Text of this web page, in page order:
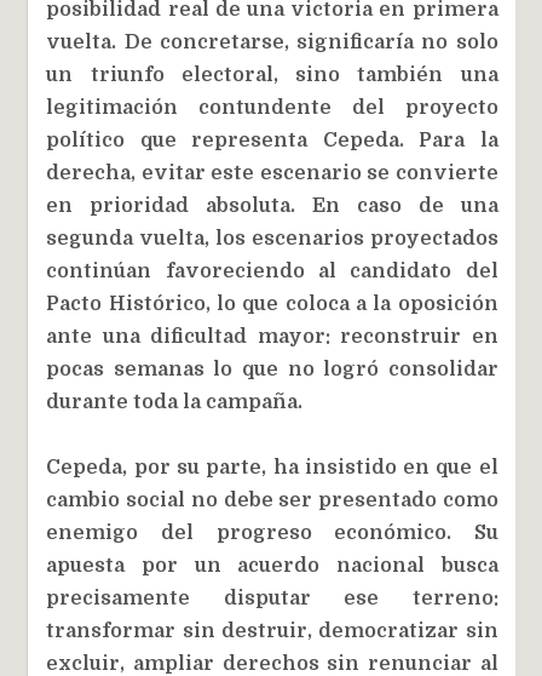
posibilidad real de una victoria en primera
vuelta. De concretarse, significaría no solo
un triunfo electoral, sino también una
legitimación contundente del proyecto
político que representa Cepeda. Para la
derecha, evitar este escenario se convierte
en prioridad absoluta. En caso de una
segunda vuelta, los escenarios proyectados
continúan favoreciendo al candidato del
Pacto Histórico, lo que coloca a la oposición
ante una dificultad mayor: reconstruir en
pocas semanas lo que no logró consolidar
durante toda la campaña.
Cepeda, por su parte, ha insistido en que el
cambio social no debe ser presentado como
enemigo del progreso económico. Su
apuesta por un acuerdo nacional busca
precisamente disputar ese terreno:
transformar sin destruir, democratizar sin
excluir, ampliar derechos sin renunciar al